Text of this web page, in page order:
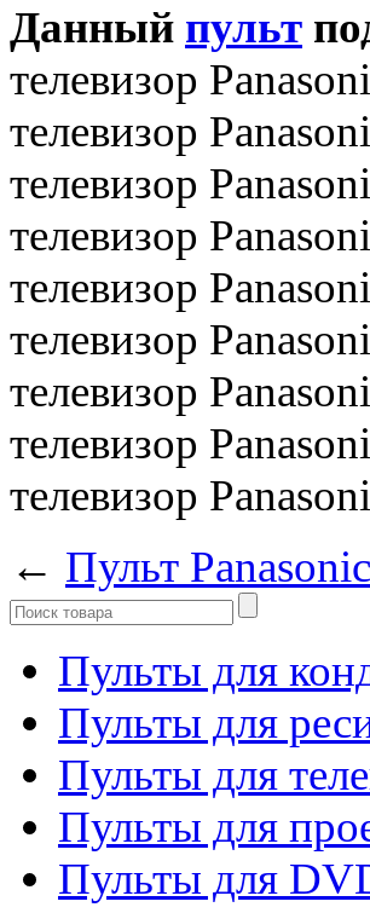
Данный пульт
телевизор
телевизор
телевизор
телевизор
телевизор
телевизор
телевизор
телевизор
телевизор
← Пульт
Пульты для
Пульты для
Пульты для
Пульты для
Пульты для